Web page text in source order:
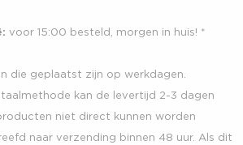
voor 15:00 besteld, morgen in huis! *
die geplaatst zijn op werkdagen.
kan de levertijd 2-3 dagen
niet direct kunnen worden
naar verzending binnen 48 uur. Als dit